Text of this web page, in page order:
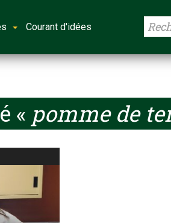
Courant d'idées
« pomme de